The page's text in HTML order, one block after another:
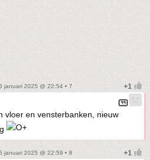
januari 2025 @ 22:54 • 7
vloer en vensterbanken, nieuw
januari 2025 @ 22:59 • 8